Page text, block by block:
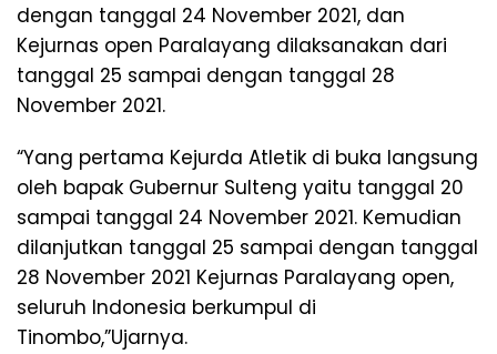
dengan tanggal 24 November 2021, dan
Kejurnas open Paralayang dilaksanakan dari
tanggal 25 sampai dengan tanggal 28
November 2021.
“Yang pertama Kejurda Atletik di buka langsung
oleh bapak Gubernur Sulteng yaitu tanggal 20
sampai tanggal 24 November 2021. Kemudian
dilanjutkan tanggal 25 sampai dengan tanggal
28 November 2021 Kejurnas Paralayang open,
seluruh Indonesia berkumpul di
Tinombo,”Ujarnya.